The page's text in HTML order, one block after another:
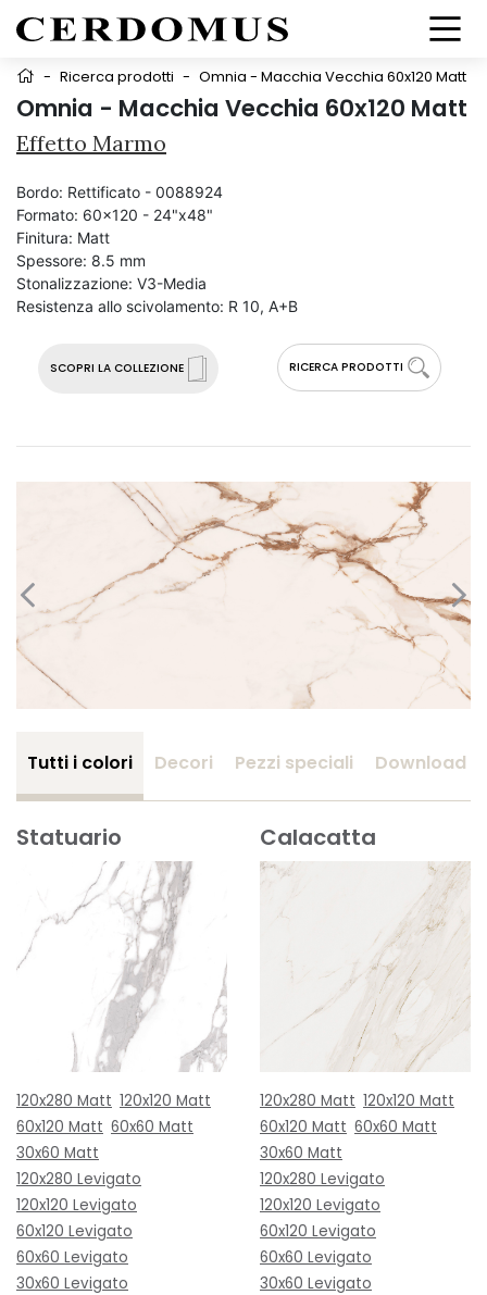
- Ricerca prodotti - Omnia - Macchia Vecchia 60x120 Matt
Omnia - Macchia Vecchia 60x120 Matt
Effetto Marmo
SCOPRI LA COLLEZIONE RICERCA PRODOTTI
Bordo: Rettificato - 0088924
Formato: 60x120 - 24"x48"
Finitura: Matt
Spessore: 8.5 mm
Stonalizzazione: V3-Media
Resistenza allo scivolamento: R 10, A+B
Tutti i colori Decori Pezzi speciali Download
Statuario
120x280 Matt 120x120 Matt
60x120 Matt 60x60 Matt
30x60 Matt
120x280 Levigato
120x120 Levigato
60x120 Levigato
60x60 Levigato
30x60 Levigato
Calacatta
120x280 Matt 120x120 Matt
60x120 Matt 60x60 Matt
30x60 Matt
120x280 Levigato
120x120 Levigato
60x120 Levigato
60x60 Levigato
30x60 Levigato